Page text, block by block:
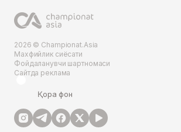
2026 © Championat.Asia
Махфийлик сиёсати
Фойдаланувчи шартномаси
Сайтда реклама
Қора фон